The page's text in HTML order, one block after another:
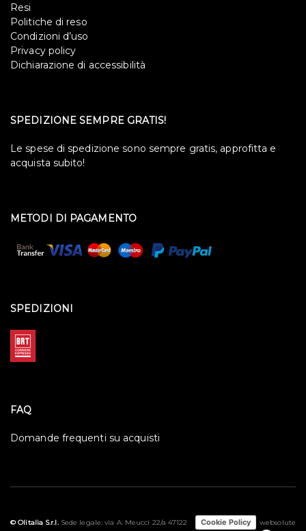
Resi
Politiche di reso
Condizioni d’uso
Privacy policy
Dichiarazione di accessibilità
SPEDIZIONE SEMPRE GRATIS!
Le spese di spedizione sono sempre gratis, approfitta e
acquista subito!
METODI DI PAGAMENTO
SPEDIZIONI
FAQ
Domande frequenti su acquisti
© Olitalia S.r.l. Sede legale: via A. Meucci 22/a 47122 Cookie Policy websolute